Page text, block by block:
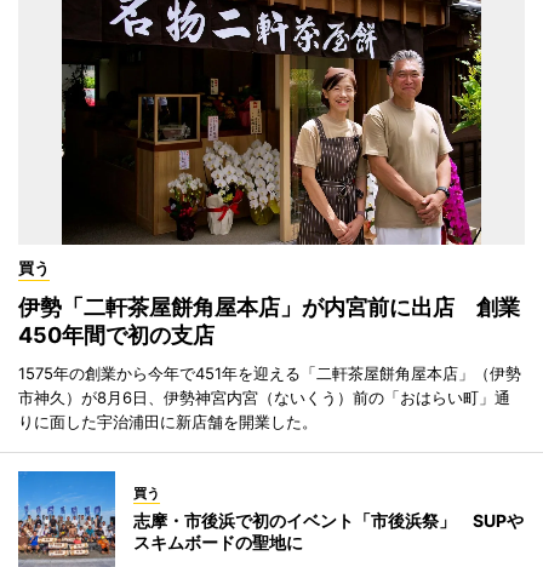
買う
伊勢「二軒茶屋餅角屋本店」が内宮前に出店 創業
450年間で初の支店
1575年の創業から今年で451年を迎える「二軒茶屋餅角屋本店」（伊勢
市神久）が8月6日、伊勢神宮内宮（ないくう）前の「おはらい町」通
りに面した宇治浦田に新店舗を開業した。
買う
志摩・市後浜で初のイベント「市後浜祭」 SUPや
スキムボードの聖地に